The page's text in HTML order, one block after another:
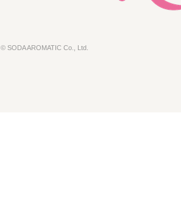
© SODA AROMATIC Co., Ltd.